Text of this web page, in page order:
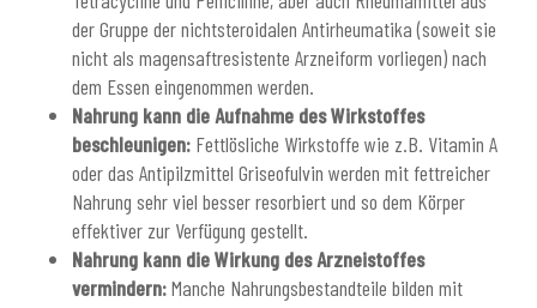
der Gruppe der nichtsteroidalen Antirheumatika (soweit sie
nicht als magensaftresistente Arzneiform vorliegen) nach
dem Essen eingenommen werden.
Nahrung kann die Aufnahme des Wirkstoffes
beschleunigen: Fettlösliche Wirkstoffe wie z.B. Vitamin A
oder das Antipilzmittel Griseofulvin werden mit fettreicher
Nahrung sehr viel besser resorbiert und so dem Körper
effektiver zur Verfügung gestellt.
Nahrung kann die Wirkung des Arzneistoffes
vermindern:Manche Nahrungsbestandteile bilden mit